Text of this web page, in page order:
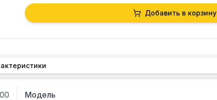
Добавить в корзину
Модель